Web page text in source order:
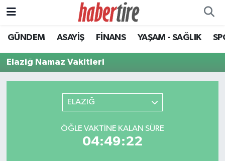
GÜNDEM ASAYİŞ FİNANS YAŞAM - SAĞLIK
Elaziğ Namaz Vakitleri
ELAZIĞ
ÖĞLE VAKTINE KALAN SÜRE
04:49:22
Tire Nöbetçi Eczaneler
Tire Hava Durumu
Tüm Manşetler